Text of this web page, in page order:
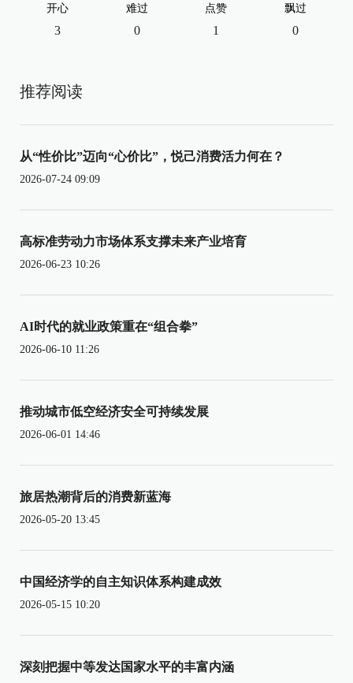
开心
3
难过
0
点赞
1
飘过
0
推荐阅读
从“性价比”迈向“心价比”，悦己消费活力何在？
2026-07-24 09:09
高标准劳动力市场体系支撑未来产业培育
2026-06-23 10:26
AI时代的就业政策重在“组合拳”
2026-06-10 11:26
推动城市低空经济安全可持续发展
2026-06-01 14:46
旅居热潮背后的消费新蓝海
2026-05-20 13:45
中国经济学的自主知识体系构建成效
2026-05-15 10:20
深刻把握中等发达国家水平的丰富内涵